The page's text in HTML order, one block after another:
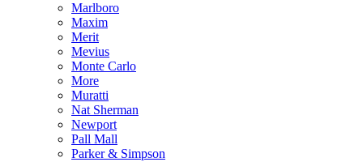
Marlboro
Maxim
Merit
Mevius
Monte Carlo
More
Muratti
Nat Sherman
Newport
Pall Mall
Parker & Simpson